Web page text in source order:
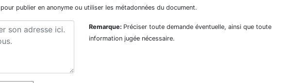
pour publier en anonyme ou utiliser les métadonnées du document.
Remarque: Préciser toute demande éventuelle, ainsi que toute
information jugée nécessaire.